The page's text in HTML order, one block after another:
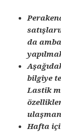
da
bilgiye
Lastik
Hafta içi